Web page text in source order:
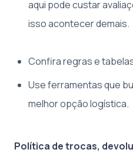
aqui pode custar
isso acontecer demais.
Confira regras e
Use ferramentas que
melhor opção logística.
Política de trocas,